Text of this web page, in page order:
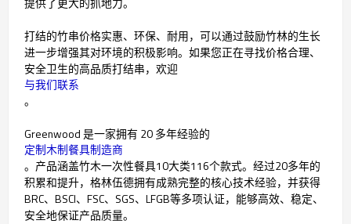
打结的竹串价格实惠、环保、耐用，可以通过鼓励竹林的生长
进一步增强其对环境的积极影响。如果您正在寻找价格合理、
安全卫生的高品质打结串，欢迎
与我们联系
。
Greenwood 是一家拥有 20 多年经验的
定制木制餐具制造商
。产品涵盖竹木一次性餐具10大类116个款式。经过20多年的
积累和提升，格林伍德拥有成熟完整的核心技术经验，并获得
BRC、BSCI、FSC、SGS、LFGB等多项认证，能够高效、稳定、
安全地保证产品质量。